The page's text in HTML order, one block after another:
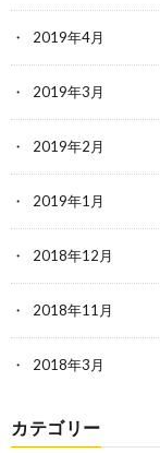
2019年4月
2019年3月
2019年2月
2019年1月
2018年12月
2018年11月
2018年3月
カテゴリー